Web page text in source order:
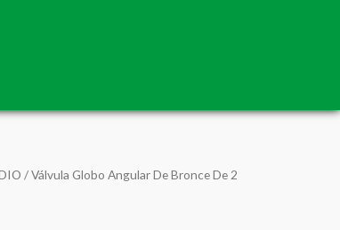
/ Válvula Globo Angular De Bronce De 2